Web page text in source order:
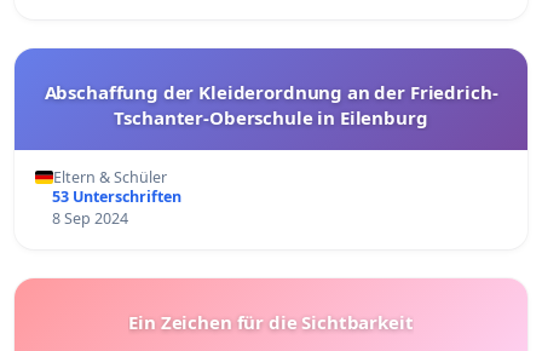
Abschaffung der Kleiderordnung an der Friedrich-
Tschanter-Oberschule in Eilenburg
Eltern & Schüler
53 Unterschriften
8 Sep 2024
Ein Zeichen für die Sichtbarkeit